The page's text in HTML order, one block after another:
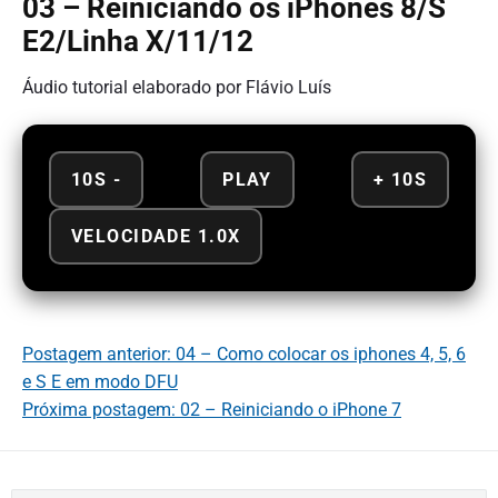
03 – Reiniciando os iPhones 8/S
E2/Linha X/11/12
Áudio tutorial elaborado por Flávio Luís
10S - PLAY + 10S
VELOCIDADE 1.0X
Postagem anterior: 04 – Como colocar os iphones 4, 5, 6
e S E em modo DFU
Próxima postagem: 02 – Reiniciando o iPhone 7